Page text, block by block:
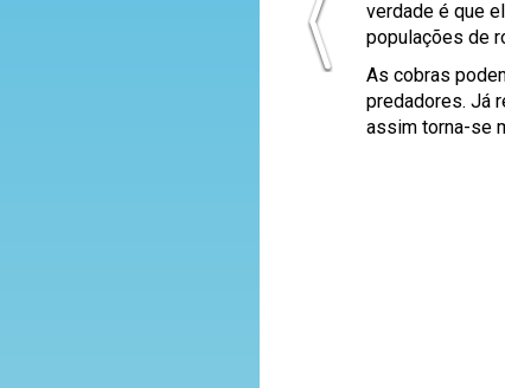
verdade é que
populações de
As cobras
predadores. Já
assim torna-se